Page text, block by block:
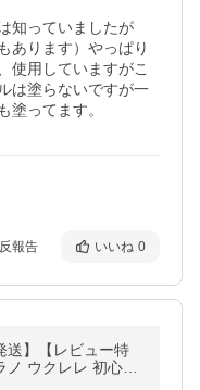
知っていましたが
あります）やっぱり
使用していますがこ
は塗らないですが一
塗ってます。
報告 いいね 0
送】【レビュー特
ウクレレ 初心者